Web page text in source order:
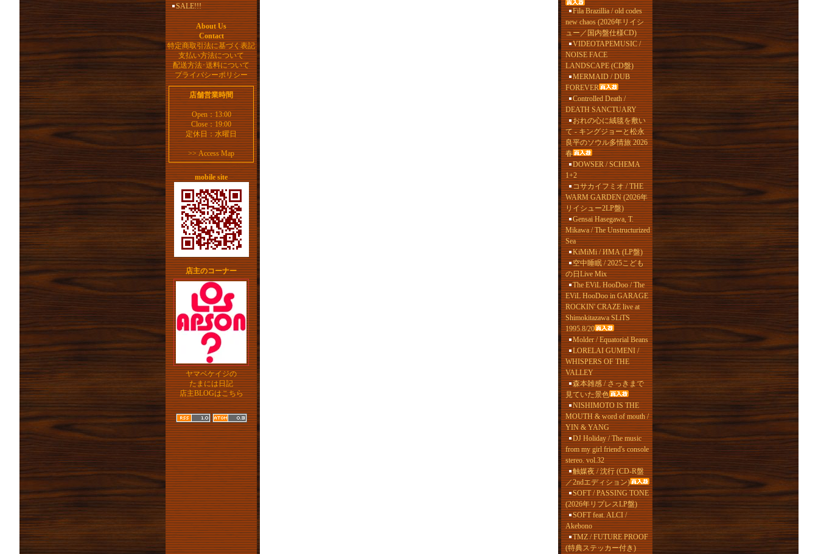
SALE!!!
About Us
Contact
特定商取引法に基づく表記
支払い方法について
配送方法･送料について
プライバシーポリシー
店舗営業時間
Open：13:00
Close：19:00
定休日：水曜日
>>Access Map
mobile site
店主のコーナー
ヤマベケイジの
たまには日記
店主BLOGはこちら
Fila Brazillia / old codes
new chaos (2026年リイシ
ュー／国内盤仕様CD)
VIDEOTAPEMUSIC /
NOISE FACE
LANDSCAPE (CD盤)
MERMAID / DUB
FOREVER
Controlled Death /
DEATH SANCTUARY
おれの心に絨毯を敷い
て - キングジョーと松永
良平のソウル多情旅 2026
春
DOWSER / SCHEMA
1+2
コサカイフミオ / THE
WARM GARDEN (2026年
リイシュー2LP盤)
Gensai Hasegawa, T.
Mikawa / The Unstructurized
Sea
KiMiMi / ИМА (LP盤)
空中睡眠 / 2025こども
の日Live Mix
The EViL HooDoo / The
EViL HooDoo in GARAGE
ROCKIN' CRAZE live at
Shimokitazawa SLiTS
1995.8/20
Molder / Equatorial Beans
LORELAI GUMENI /
WHISPERS OF THE
VALLEY
森本雑感 / さっきまで
見ていた景色
NISHIMOTO IS THE
MOUTH & word of mouth /
YIN & YANG
DJ Holiday / The music
from my girl friend's console
stereo. vol.32
触媒夜 / 沈行 (CD-R盤
／2ndエディション)
SOFT / PASSING TONE
(2026年リプレスLP盤)
SOFT feat. ALCI /
Akebono
TMZ / FUTURE PROOF
(特典ステッカー付き)